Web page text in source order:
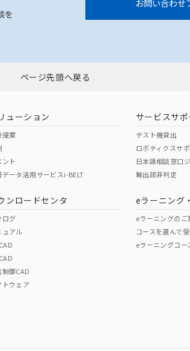
を
お問い合わせ
ページ先頭へ戻る
ューション
提案
ント
データ活用サービスi-BELT
ンロードセンタ
ログ
ュアル
制御CAD
トウェア
サービスサ
テスト機貸出
ロボティクスサ
日本語相談窓口
輸出該非判定
eラーニング
eラーニングのご
コースを選んで
eラーニングコー